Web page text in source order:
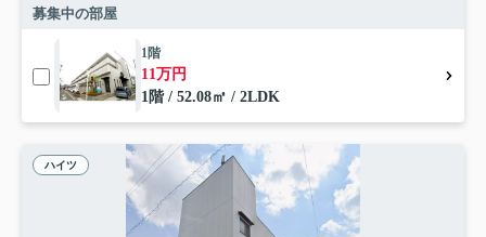
募集中の部屋
1階
11万円
1階 / 52.08㎡ / 2LDK
ハイツ